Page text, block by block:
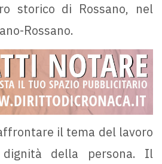
storico di Rossano, nel
Rossano.
il tema del lavoro
della persona. Il